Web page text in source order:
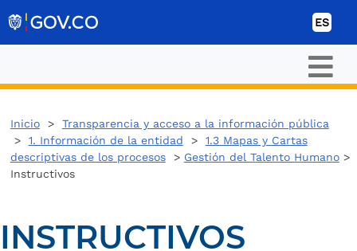
ES
Inicio> Transparencia y acceso a la información pública
> 1. Información de la entidad > 1.3 Mapas y Cartas
descriptivas de los procesos> Gestión del Talento Humano>
Instructivos
INSTRUCTIVOS